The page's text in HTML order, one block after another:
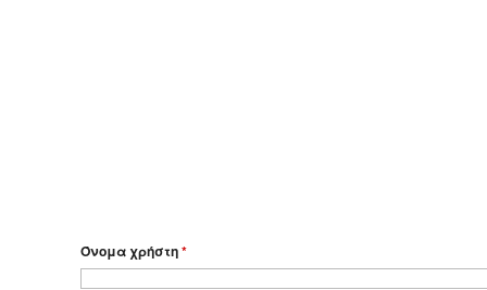
Όνομα χρήστη*